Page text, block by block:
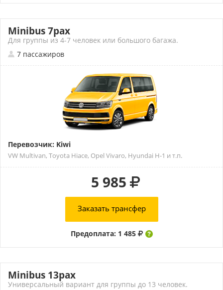
Minibus 7pax
Для группы из 4-7 человек или большого багажа.
7 пассажиров
Перевозчик: Kiwi
VW Multivan, Toyota Hiace, Opel Vivaro, Hyundai H-1 и т.п.
5 985
Заказать трансфер
Предоплата: 1 485
Minibus 13pax
Универсальный вариант для группы до 13 человек.